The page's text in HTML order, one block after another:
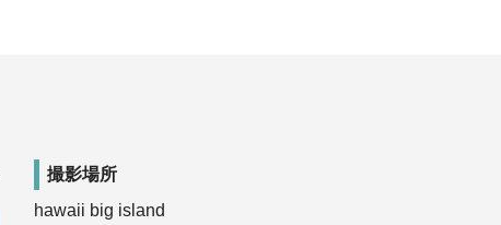
撮影場所
hawaii big island